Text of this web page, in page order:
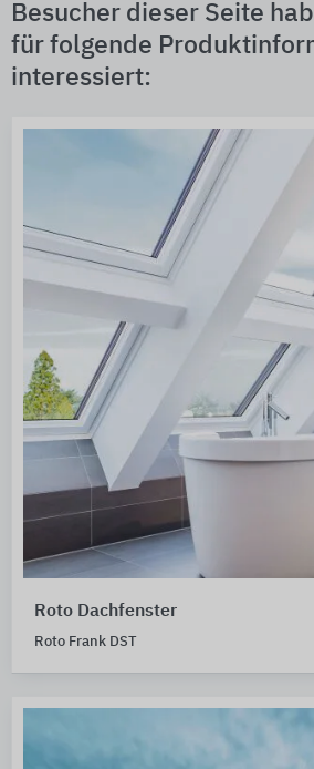
Besucher dieser Seite
für folgende
interessiert:
Roto Dachfenster
Roto Frank DST